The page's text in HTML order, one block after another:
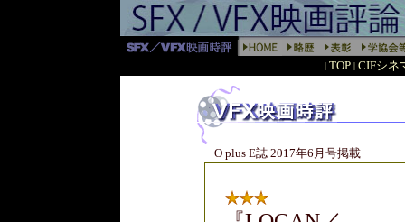
| TOP | CIFシネ
O plus E誌 2017年6月号掲載